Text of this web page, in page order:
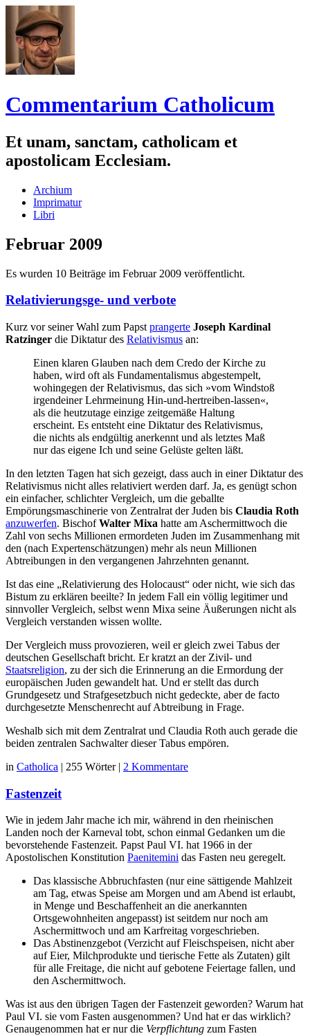
Commentarium Catholicum
Et unam, sanctam, catholicam et
apostolicam Ecclesiam.
Zum
Inhalt
springen
Archium
Imprimatur
Libri
Februar 2009
Es wurden 10 Beiträge im Februar 2009 veröffentlicht.
Relativierungsge- und verbote
Kurz vor seiner Wahl zum Papst prangerte Joseph Kardinal
Ratzinger die Diktatur des Relativismus an:
Einen klaren Glauben nach dem Credo der Kirche zu
haben, wird oft als Fundamentalismus abgestempelt,
wohingegen der Relativismus, das sich »vom Windstoß
irgendeiner Lehrmeinung Hin-und-hertreiben-lassen«,
als die heutzutage einzige zeitgemäße Haltung
erscheint. Es entsteht eine Diktatur des Relativismus,
die nichts als endgültig anerkennt und als letztes Maß
nur das eigene Ich und seine Gelüste gelten läßt.
In den letzten Tagen hat sich gezeigt, dass auch in einer Diktatur des
Relativismus nicht alles relativiert werden darf. Ja, es genügt schon
ein einfacher, schlichter Vergleich, um die geballte
Empörungsmaschinerie von Zentralrat der Juden bis Claudia Roth
anzuwerfen. BischofWalter Mixa hatte am Aschermittwoch die
Zahl von sechs Millionen ermordeten Juden im Zusammenhang mit
den (nach Expertenschätzungen) mehr als neun Millionen
Abtreibungen in den vergangenen Jahrzehnten genannt.
Ist das eine „Relativierung des Holocaust“ oder nicht, wie sich das
Bistum zu erklären beeilte? In jedem Fall ein völlig legitimer und
sinnvoller Vergleich, selbst wenn Mixa seine Äußerungen nicht als
Vergleich verstanden wissen wollte.
Der Vergleich muss provozieren, weil er gleich zwei Tabus der
deutschen Gesellschaft bricht. Er kratzt an der Zivil- und
Staatsreligion, zu der sich die Erinnerung an die Ermordung der
europäischen Juden gewandelt hat. Und er stellt das durch
Grundgesetz und Strafgesetzbuch nicht gedeckte, aber de facto
durchgesetzte Menschenrecht auf Abtreibung in Frage.
Weshalb sich mit dem Zentralrat und Claudia Roth auch gerade die
beiden zentralen Sachwalter dieser Tabus empören.
in Catholica | 255 Wörter | 2 Kommentare
Fastenzeit
Wie in jedem Jahr mache ich mir, während in den rheinischen
Landen noch der Karneval tobt, schon einmal Gedanken um die
bevorstehende Fastenzeit. Papst Paul VI. hat 1966 in der
Apostolischen Konstitution Paenitemini das Fasten neu geregelt.
Das klassische Abbruchfasten (nur eine sättigende Mahlzeit
am Tag, etwas Speise am Morgen und am Abend ist erlaubt,
in Menge und Beschaffenheit an die anerkannten
Ortsgewohnheiten angepasst) ist seitdem nur noch am
Aschermittwoch und am Karfreitag vorgeschrieben.
Das Abstinenzgebot (Verzicht auf Fleischspeisen, nicht aber
auf Eier, Milchprodukte und tierische Fette als Zutaten) gilt
für alle Freitage, die nicht auf gebotene Feiertage fallen, und
den Aschermittwoch.
Was ist aus den übrigen Tagen der Fastenzeit geworden? Warum hat
Paul VI. sie vom Fasten ausgenommen? Und hat er das wirklich?
Genaugenommen hat er nur die Verpflichtung zum Fasten